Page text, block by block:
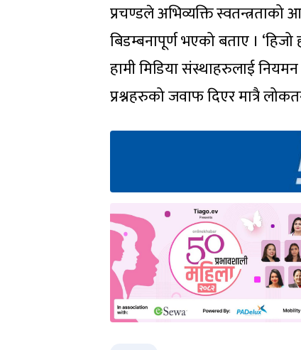
प्रचण्डले अभिव्यक्ति
बिडम्बनापूर्ण भएको बताए ।
हामी मिडिया संस्थाहरुलाई
प्रश्नहरुको जवाफ दिएर मात्रै